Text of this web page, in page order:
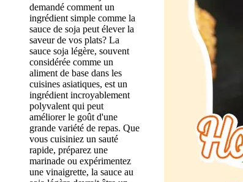
demandé comment un
ingrédient simple comme la
sauce de soja peut élever la
saveur de vos plats? La
sauce soja légère, souvent
considérée comme un
aliment de base dans les
cuisines asiatiques, est un
ingrédient incroyablement
polyvalent qui peut
améliorer le goût d'une
grande variété de repas. Que
vous cuisiniez un sauté
rapide, préparez une
marinade ou expérimentez
une vinaigrette, la sauce au